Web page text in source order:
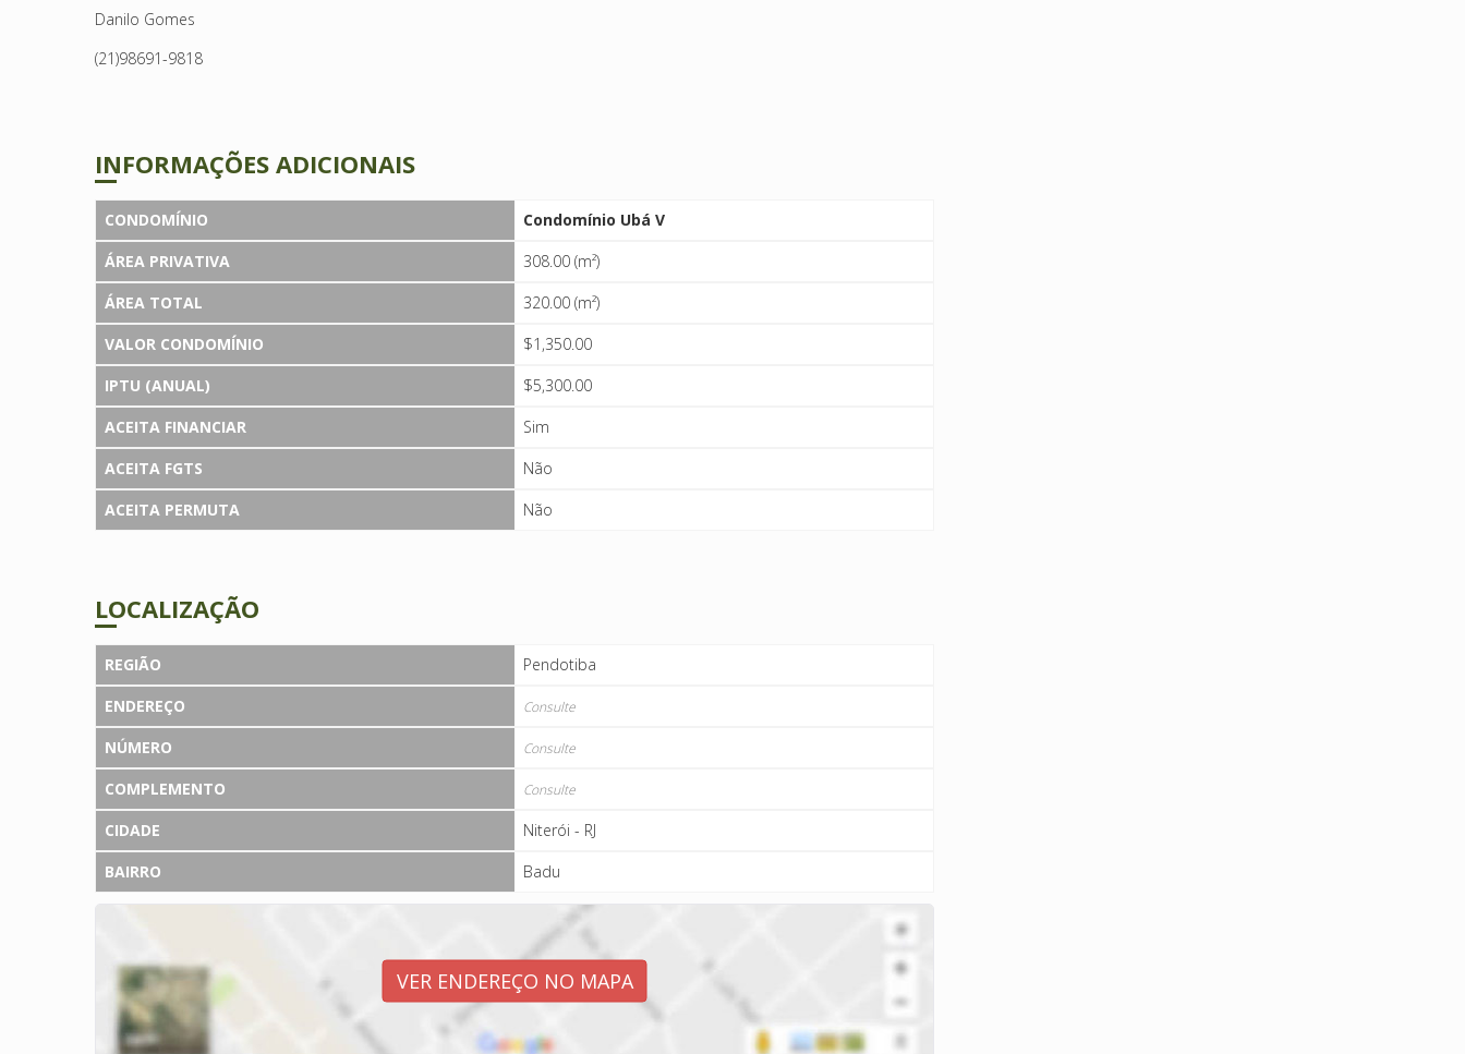
Danilo Gomes
(21)98691-9818
INFORMAÇÕES ADICIONAIS
CONDOMÍNIO
Condomínio Ubá V
ÁREA PRIVATIVA
308.00 (m²)
ÁREA TOTAL
320.00 (m²)
VALOR CONDOMÍNIO
$1,350.00
IPTU (ANUAL)
$5,300.00
ACEITA FINANCIAR
Sim
ACEITA FGTS
Não
ACEITA PERMUTA
Não
LOCALIZAÇÃO
REGIÃO
Pendotiba
ENDEREÇO
Consulte
NÚMERO Consulte
COMPLEMENTO Consulte
CIDADE
Niterói - RJ
BAIRRO
Badu
VER ENDEREÇO NO MAPA